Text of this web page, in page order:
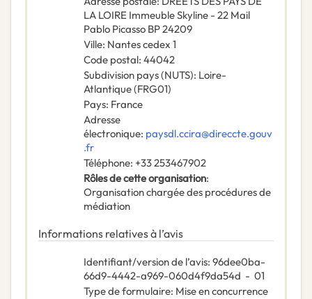
LA LOIRE Immeuble Skyline - 22 Mail
Pablo Picasso BP 24209
Ville: Nantes cedex 1
Code postal: 44042
Subdivision pays (NUTS): Loire-
Atlantique(FRG01)
Pays: France
Adresse
électronique: paysdl.ccira@direccte.gouv
.fr
Téléphone: +33 253467902
Rôles de cette organisation:
Organisation chargée des procédures de
médiation
Informations relatives à l’avis
Identifiant/version de l’avis: 96dee0ba-
66d9-4442-a969-060d4f9da54d - 01
Type de formulaire: Mise en concurrence